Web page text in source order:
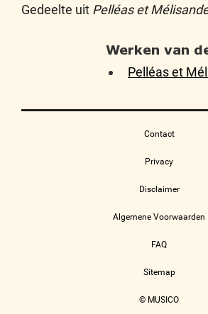
Gedeelte uit Pelléas et
Werken van
Pelléas et
Contact
Privacy
Disclaimer
Algemene Voorwaarden
FAQ
Sitemap
© MUSICO